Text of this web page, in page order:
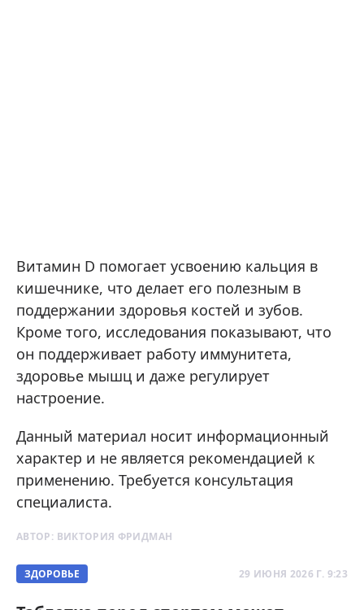
Витамин D помогает усвоению кальция в
кишечнике, что делает его полезным в
поддержании здоровья костей и зубов.
Кроме того, исследования показывают, что
он поддерживает работу иммунитета,
здоровье мышц и даже регулирует
настроение.
Данный материал носит информационный
характер и не является рекомендацией к
применению. Требуется консультация
специалиста.
АВТОР: ВИКТОРИЯ ФРИДМАН
ЗДОРОВЬЕ 29 ИЮНЯ 2026 Г. 9:23